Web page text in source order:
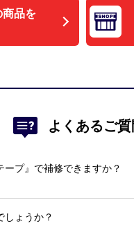
品を
よくあるご
プ』で補修できますか？
しょうか？